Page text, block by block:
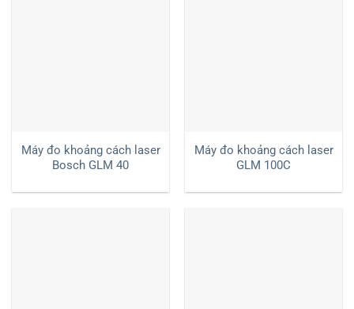
Máy đo khoảng cách laser
Bosch GLM 40
Máy đo khoảng cách laser
GLM 100C